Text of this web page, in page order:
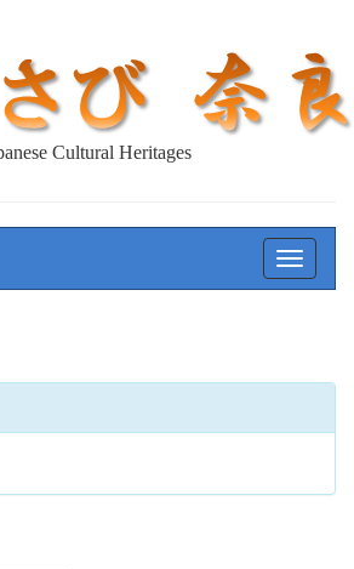
Cultural Heritages
Toggle